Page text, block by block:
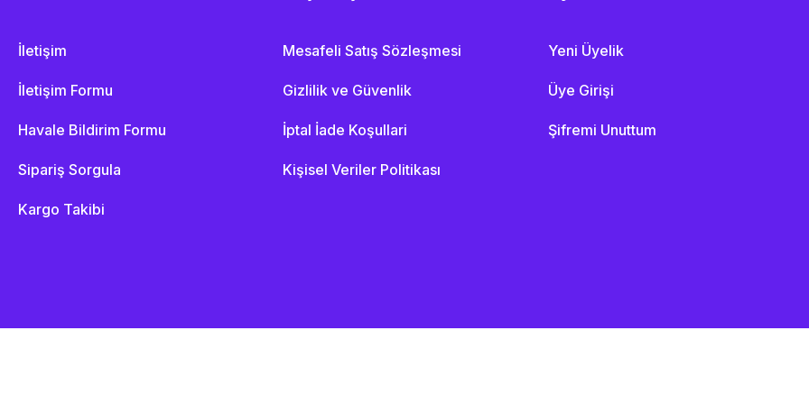
İletişim
İletişim Formu
Havale Bildirim Formu
Sipariş Sorgula
Kargo Takibi
Mesafeli Satış Sözleşmesi
Gizlilik ve Güvenlik
İptal İade Koşullari
Kişisel Veriler Politikası
Yeni Üyelik
Üye Girişi
Şifremi Unuttum